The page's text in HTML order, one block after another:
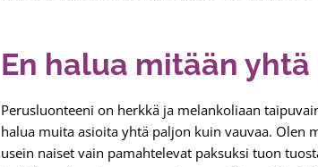
En halua mitään
Perusluonteeni on herkkä ja melankoliaan
halua muita asioita yhtä paljon kuin vauvaa. Olen
usein naiset vain pamahtelevat paksuksi tuon